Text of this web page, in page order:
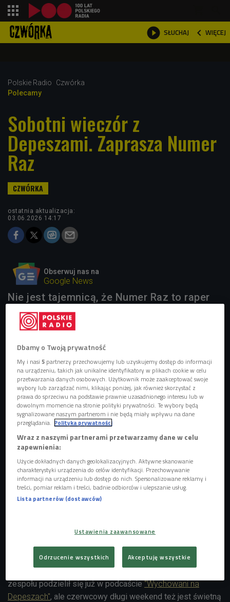
 SŁUCHAJ  WIĘCEJ

Polskie Radio
Czwórka
Polecamy
Sobotni wieczór z
Depeszami. Zaprasza Numer
Raz
ostatnia aktualizacja:
03.06.2026 14:17
Obserwuj nas na
Google News
Nie jest tajemnicą, że Numer Raz to raper
Mode. W podcaście "Wychowani na
Depeszach" dzieli się swoją pasją, a
sobotni wieczór zaprasza na audycję pod
tym samym tytułem - to audycja dla
wszystkich, którzy dorastali przy muzyce
Depeche Mode, ale nie tylko.
Dla niektórych może to być zaskakujące, ale w Czwórkowej
redakcji najlepiej na twórczości Depeche Mode zna się
raper - Numer Raz. Swoją wiedzą na temat brytyjskiego
zespołu podzielił się już w podcaście"Wychowani na
Depeszach", ale czerwcowy długi weekend też jest świetną
Dbamy o Twoją prywatność
My i nasi5 partnerzy przechowujemy lub uzyskujemy dostęp do informacji
na urządzeniu, takich jak unikalne identyfikatory w plikach cookie w celu
przetwarzania danych osobowych. Użytkownik może zaakceptować swoje
wybory lub zarządzać nimi, klikając poniżej, jak również skorzystać z
prawa do sprzeciwu na podstawie prawnie uzasadnionego interesu lub w
dowolnym momencie na stronie polityki prywatności. Te wybory będą
sygnalizowane naszym partnerom i nie będą miały wpływu na dane
przeglądania. Polityka prywatności
Wraz z naszymi partnerami przetwarzamy dane w celu
zapewnienia:
Użycie dokładnych danych geolokalizacyjnych. Aktywne skanowanie
charakterystyki urządzenia do celów identyfikacji. Przechowywanie
informacji na urządzeniu lub dostęp do nich. Spersonalizowane reklamy i
treści, pomiar reklam i treści, badnie odbiorców i ulepszanie usług.
Lista partnerów (dostawców)
Ustawienia zaawansowane
Odrzucenie wszystkich Akceptuję wszystkie